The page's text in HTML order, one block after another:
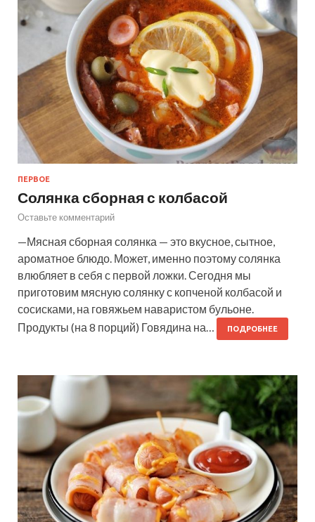
ПЕРВОЕ
Солянка сборная с колбасой
Оставьте комментарий
—Мясная сборная солянка — это вкусное, сытное,
ароматное блюдо. Может, именно поэтому солянка
влюбляет в себя с первой ложки. Сегодня мы
приготовим мясную солянку с копченой колбасой и
сосисками, на говяжьем наваристом бульоне.
Продукты (на 8 порций) Говядина на…
ПОДРОБНЕЕ